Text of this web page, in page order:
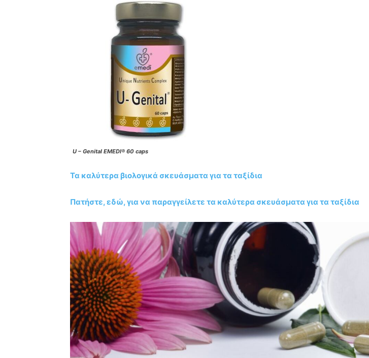
U – Genital EMEDI® 60 caps
Τα καλύτερα βιολογικά σκευάσματα για τα ταξίδια
Πατήστε, εδώ, για να παραγγείλετε τα καλύτερα σκευάσματα για τα ταξίδια